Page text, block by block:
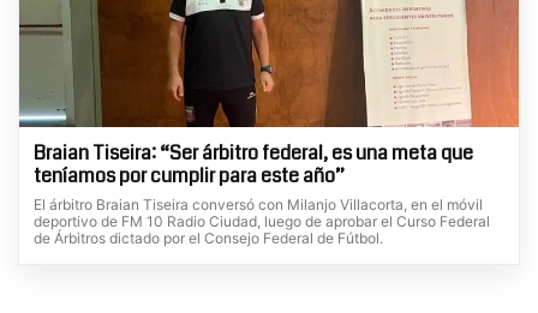
Braian Tiseira: “Ser árbitro federal, es una meta que
teníamos por cumplir para este año”
El árbitro Braian Tiseira conversó con Milanjo Villacorta, en el móvil
deportivo de FM 10 Radio Ciudad, luego de aprobar el Curso Federal
de Árbitros dictado por el Consejo Federal de Fútbol.